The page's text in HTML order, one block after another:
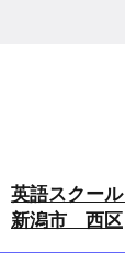
英語スクー
新潟市 西区